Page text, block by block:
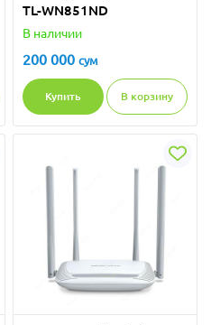
TL-WN851ND
В наличии
200 000 сум
Купить В корзину